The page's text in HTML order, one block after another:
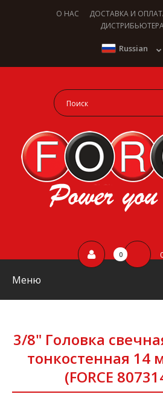
О НАС ДОСТАВКА И
Russian
0
Меню
3/8" Головка
тонкостенная 14
(FORCE